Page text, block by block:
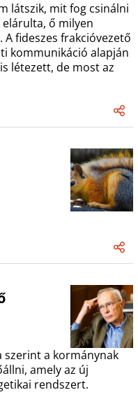
látszik, mit fog csinálni
elárulta, ő milyen
fideszes frakcióvezető
kommunikáció alapján
létezett, de most az
szerint a kormánynak
amely az új
rendszert.